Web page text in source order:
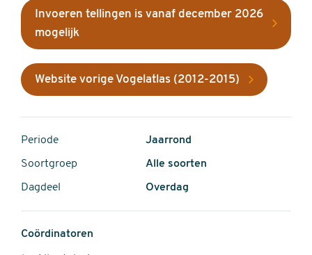
Invoeren tellingen is vanaf december 2026
mogelijk
Website vorige Vogelatlas (2012-2015)
Periode Jaarrond
Soortgroep Alle soorten
Dagdeel Overdag
Coördinatoren